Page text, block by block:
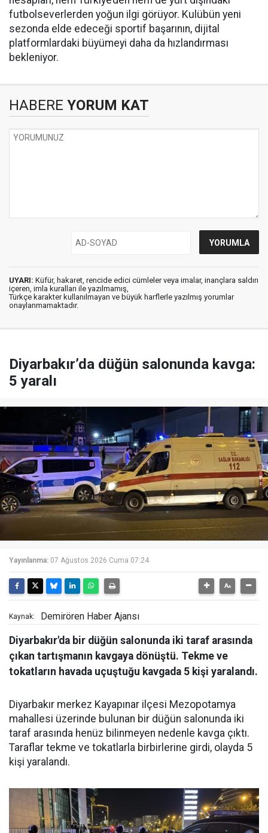
futbolseverlerden yoğun ilgi görüyor. Kulübün yeni
sezonda elde edeceği sportif başarının, dijital
platformlardaki büyümeyi daha da hızlandırması
bekleniyor.
HABERE YORUM KAT
UYARI: Küfür, hakaret, rencide edici cümleler veya imalar, inançlara saldırı
içeren, imla kuralları ile yazılmamış,
Türkçe karakter kullanılmayan ve büyük harflerle yazılmış yorumlar
onaylanmamaktadır.
Diyarbakır’da düğün salonunda kavga:
5 yaralı
Yayınlanma: 07 Ağustos 2026 Cuma 07:24
Kaynak: Demirören Haber Ajansı
Diyarbakır'da bir düğün salonunda iki taraf arasında
çıkan tartışmanın kavgaya dönüştü. Tekme ve
tokatların havada uçuştuğu kavgada 5 kişi yaralandı.
Diyarbakır merkez Kayapınar ilçesi Mezopotamya
mahallesi üzerinde bulunan bir düğün salonunda iki
taraf arasında henüz bilinmeyen nedenle kavga çıktı.
Taraflar tekme ve tokatlarla birbirlerine girdi, olayda 5
kişi yaralandı.